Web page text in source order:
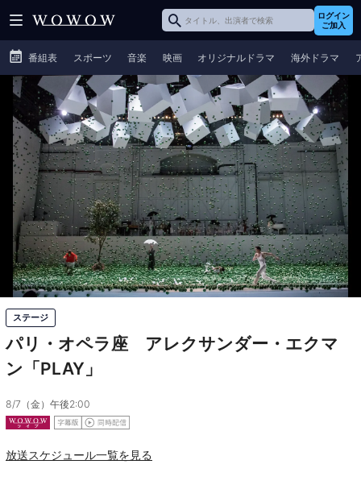
ログイン
ご加入
番組表 スポーツ 音楽 映画 オリジナルドラマ 海外ドラマ
ステージ
パリ・オペラ座 アレクサンダー・エクマ
ン「PLAY」
8/7（金）午後2:00
放送スケジュール一覧を見る